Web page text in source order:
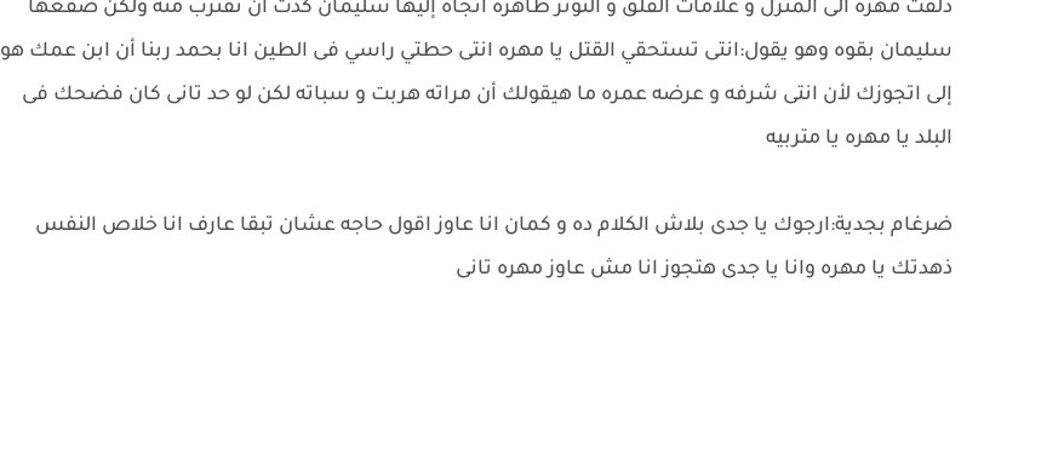
دلفت مهره الى المنزل و علامات القلق و التوتر ظاهره اتجاه إليها سليمان كدت أن تقترب منه ولكن صفعها
سليمان بقوه وهو يقول:انتى تستحقي القتل يا مهره انتى حطتي راسي فى الطين انا بحمد ربنا أن ابن عمك هو
إلى اتجوزك لأن انتى شرفه و عرضه عمره ما هيقولك أن مراته هربت و سباته لكن لو حد تانى كان فضحك فى
البلد يا مهره يا متربيه
ضرغام بجدية:ارجوك يا جدى بلاش الكلام ده و كمان انا عاوز اقول حاجه عشان تبقا عارف انا خلاص النفس
ذهدتك يا مهره وانا يا جدى هتجوز انا مش عاوز مهره تانى